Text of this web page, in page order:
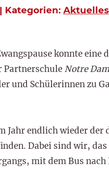
Kategorien: Aktuelles
konnte eine
Partnerschule Notre
und Schülerinnen zu
Jahr endlich wieder
Dabei sind wir,
mit dem Bus